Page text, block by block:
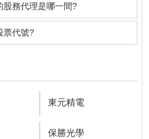
股務代理是哪一間?
票代號?
東元精電
保勝光學